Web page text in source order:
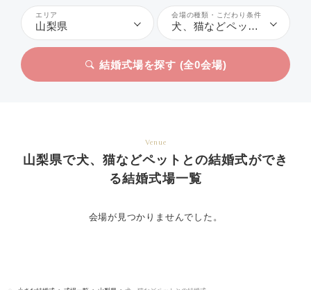
エリア
山梨県
会場の種類・こだわり条件
犬、猫などペットとの結婚式
結婚式場を探す (全0会場)
Venue
山梨県で犬、猫などペットとの結婚式ができ
る結婚式場一覧
会場が見つかりませんでした。